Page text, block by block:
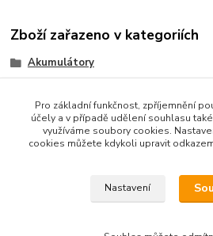
Zboží zařazeno v kategoriích
Akumulátory
Li-ion
Li-Ion
Pro základní funkčnost, zpříjemnění
účely a v případě udělení souhlasu
využíváme soubory cookies.
cookies můžete kdykoli upravit
Nastavení